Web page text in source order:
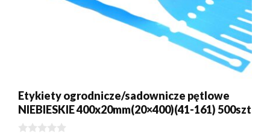
Etykiety ogrodnicze/sadownicze pętlowe
NIEBIESKIE 400x20mm(20×400)(41-161) 500szt